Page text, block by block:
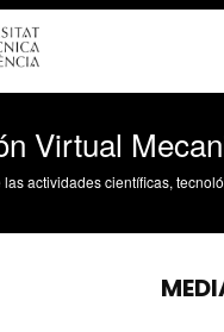
Virtual
actividades científicas,